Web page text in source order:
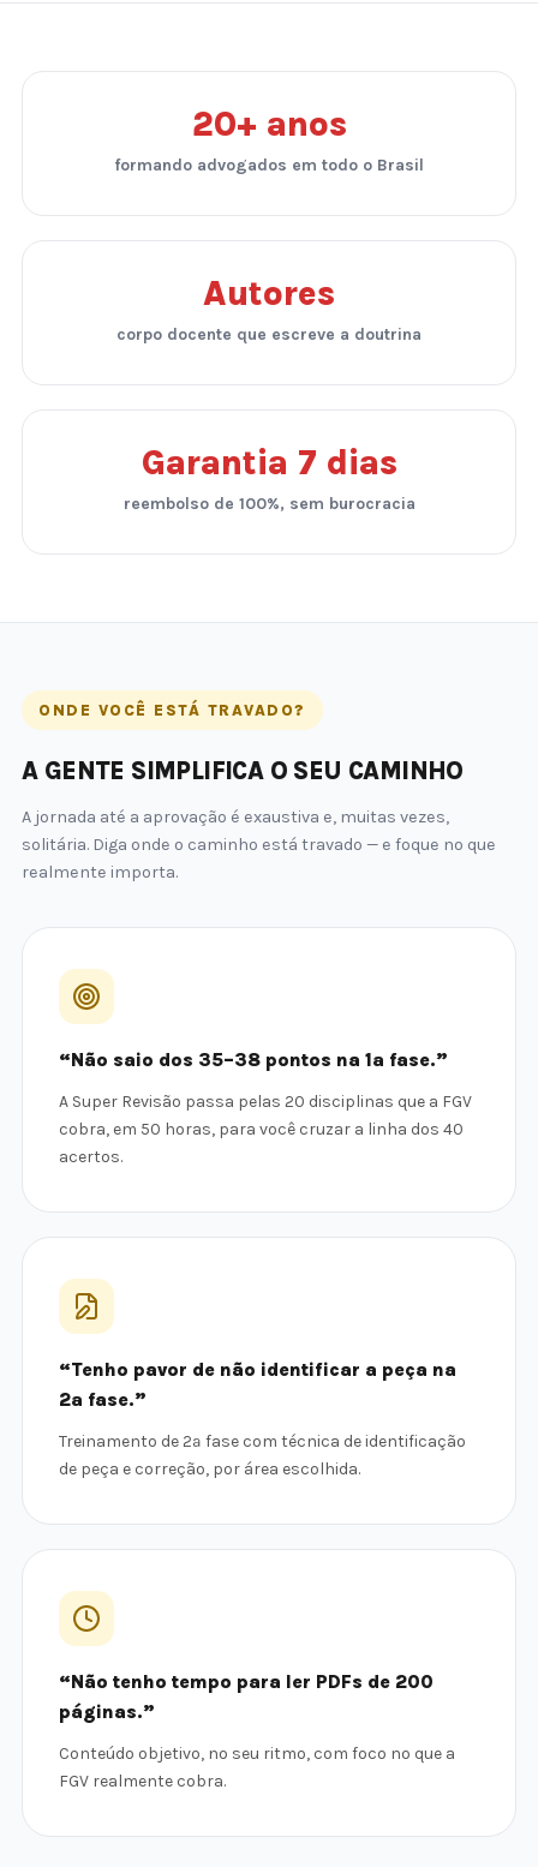
20+ anos
formando advogados em todo o Brasil
Autores
corpo docente que escreve a doutrina
Garantia 7 dias
reembolso de 100%, sem burocracia
ONDE VOCÊ ESTÁ TRAVADO?
A GENTE SIMPLIFICA O SEU CAMINHO
A jornada até a aprovação é exaustiva e, muitas vezes,
solitária. Diga onde o caminho está travado — e foque no que
realmente importa.
“Não saio dos 35–38 pontos na 1ª fase.”
A Super Revisão passa pelas 20 disciplinas que a FGV
cobra, em 50 horas, para você cruzar a linha dos 40
acertos.
“Tenho pavor de não identificar a peça na
2ª fase.”
Treinamento de 2ª fase com técnica de identificação
de peça e correção, por área escolhida.
“Não tenho tempo para ler PDFs de 200
páginas.”
Conteúdo objetivo, no seu ritmo, com foco no que a
FGV realmente cobra.